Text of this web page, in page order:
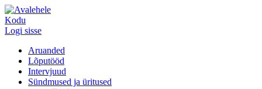
Kodu
Logi sisse
Aruanded
Lõputööd
Intervjuud
Sündmused ja üritused